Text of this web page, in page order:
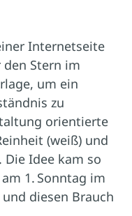
Internetseite
Stern im
um ein
zu
orientierte
(weiß) und
Die Idee kam so
1. Sonntag im
diesen Brauch